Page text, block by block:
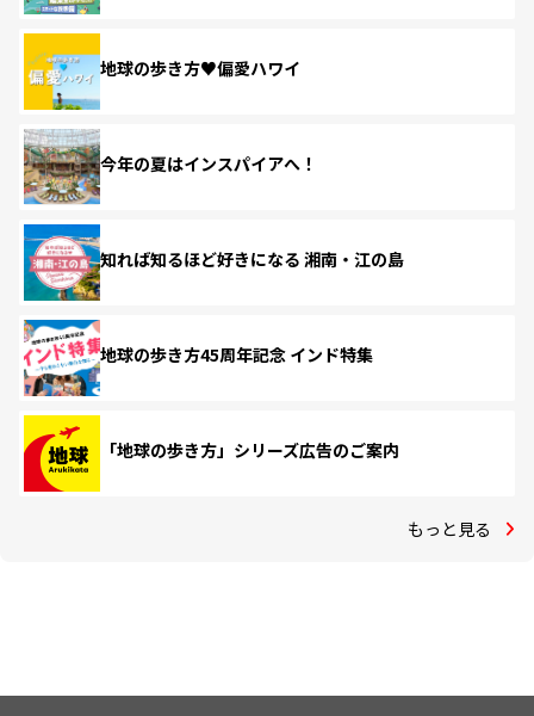
地球の歩き方♥偏愛ハワイ
今年の夏はインスパイアへ！
知れば知るほど好きになる 湘南・江の島
地球の歩き方45周年記念 インド特集
「地球の歩き方」シリーズ広告のご案内
もっと見る